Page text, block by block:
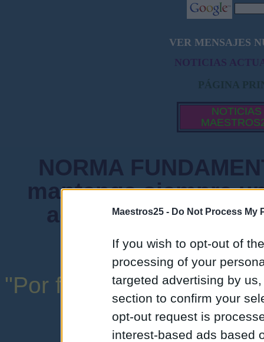
Maestros25 - Do Not Process My
If you wish to opt-out of
processing of your
targeted advertising by
section to confirm your
opt-out request is
interest-based ads based
VER MENSAJES
NOTICIAS
PÁGINA
NOTICIAS
NORMA
mantenga siempre
admiten mensajes
instituciones
"Por favor, no abuse de
una expresión